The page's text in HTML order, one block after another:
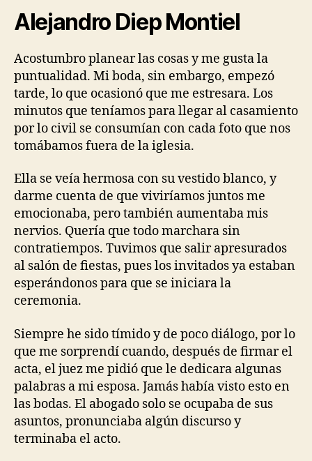
Alejandro Diep Montiel
Acostumbro planear las cosas y me gusta la
puntualidad. Mi boda, sin embargo, empezó
tarde, lo que ocasionó que me estresara. Los
minutos que teníamos para llegar al casamiento
por lo civil se consumían con cada foto que nos
tomábamos fuera de la iglesia.
Ella se veía hermosa con su vestido blanco, y
darme cuenta de que viviríamos juntos me
emocionaba, pero también aumentaba mis
nervios. Quería que todo marchara sin
contratiempos. Tuvimos que salir apresurados
al salón de fiestas, pues los invitados ya estaban
esperándonos para que se iniciara la
ceremonia.
Siempre he sido tímido y de poco diálogo, por lo
que me sorprendí cuando, después de firmar el
acta, el juez me pidió que le dedicara algunas
palabras a mi esposa. Jamás había visto esto en
las bodas. El abogado solo se ocupaba de sus
asuntos, pronunciaba algún discurso y
terminaba el acto.